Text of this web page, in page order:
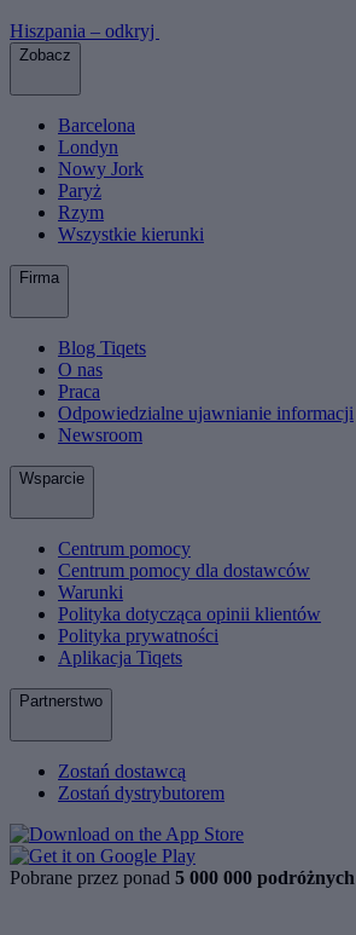
Hiszpania – odkryj
Zobacz
Barcelona
Londyn
Nowy Jork
Paryż
Rzym
Wszystkie kierunki
Firma
Blog Tiqets
O nas
Praca
Odpowiedzialne ujawnianie informacji
Newsroom
Wsparcie
Centrum pomocy
Centrum pomocy dla dostawców
Warunki
Polityka dotycząca opinii klientów
Polityka prywatności
Aplikacja Tiqets
Partnerstwo
Zostań dostawcą
Zostań dystrybutorem
Pobrane przez ponad 5 000 000 podróżnych